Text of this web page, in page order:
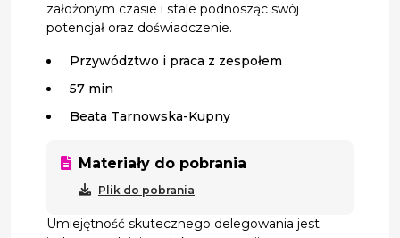
założonym czasie i stale podnosząc swój
potencjał oraz doświadczenie.
Przywództwo i praca z zespołem
57 min
Beata Tarnowska-Kupny
Materiały do pobrania
Plik do pobrania
Umiejętność skutecznego delegowania jest